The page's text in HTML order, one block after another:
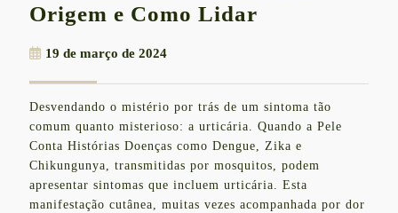
Origem e Como Lidar
Origem
e
Como
Lidar
19 de março de 202419
de
2024
Desvendando o mistério por trás de um sintoma tão
comum quanto misterioso: a urticária. Quando a Pele
Conta Histórias Doenças como Dengue, Zika e
Chikungunya, transmitidas por mosquitos, podem
apresentar sintomas que incluem urticária. Esta
manifestação cutânea, muitas vezes acompanhada por dor